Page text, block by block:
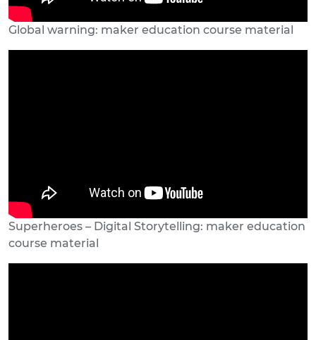
Global warning: maker education course material
Superheroes – Digital Storytelling: maker education
course material